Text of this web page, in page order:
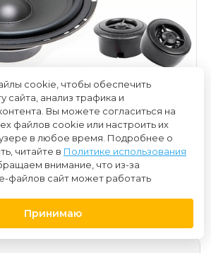
cookie, чтобы обеспечить
сайта, анализ трафика и
Вы можете согласиться на
файлов cookie или настроить их
в любое время. Подробнее о
читайте в Политике использования
внимание, что из-за
файлов сайт может работать
Принимаю